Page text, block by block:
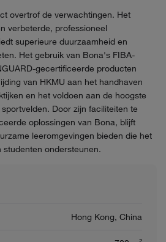
overtrof de verwachtingen. Het
verbeterde, professioneel
superieure duurzaamheid en
Het gebruik van Bona's FIBA-
gecertificeerde producten
van HKMU aan het handhaven
en het voldoen aan de hoogste
Door zijn faciliteiten te
oplossingen van Bona, blijft
leeromgevingen bieden die het
ondersteunen.
Hong Kong, China